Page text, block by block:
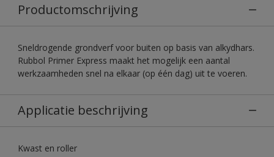
Productomschrijving
Sneldrogende grondverf voor buiten op basis van alkydhars.
Rubbol Primer Express maakt het mogelijk een aantal
werkzaamheden snel na elkaar (op één dag) uit te voeren.
Applicatie beschrijving
Kwast en roller